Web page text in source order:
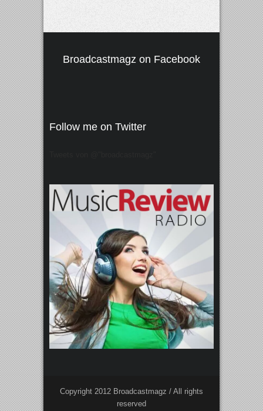
Broadcastmagz on Facebook
Follow me on Twitter
Copyright 2012 Broadcastmagz / All rights
reserved